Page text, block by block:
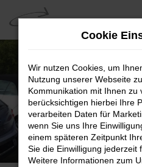
Zum
Hauptinhalt
springen
Unser
Entdecken Sie unsere
Cookie
Wir nutzen Cookies, um
Nutzung unserer Webseite
Kommunikation mit Ihnen zu
berücksichtigen hierbei Ihre
verarbeiten Daten für
wenn Sie uns Ihre
einem späteren Zeitpunkt
Sie die Einwilligung jederzeit
Weitere Informationen zum